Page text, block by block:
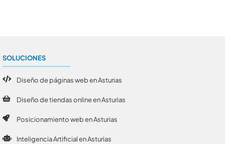
SOLUCIONES
Diseño de páginas web en Asturias
Diseño de tiendas online en Asturias
Posicionamiento web en Asturias
Inteligencia Artificial en Asturias